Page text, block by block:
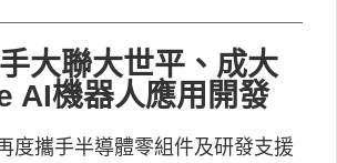
大聯大世平、成大
AI機器人應用開發
度攜手半導體零組件及研發支援